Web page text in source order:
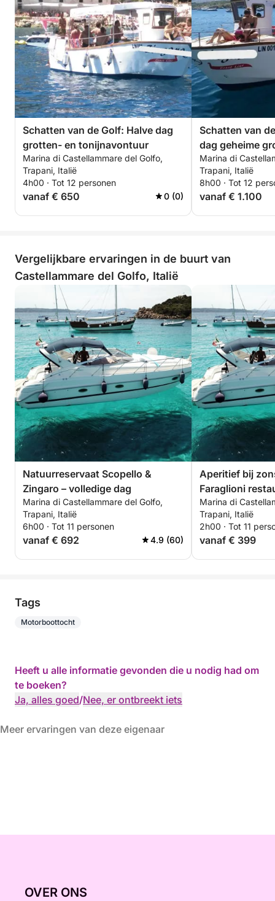
Siciliaanse noedels. Met een laatste stop voor een
laatste duik in het water voordat u terugkeert, wordt
deze dag een wervelwind van plezier, ontspanning
en feest: het vrijgezellenfeest waar u altijd al van
gedroomd heeft, ondergedompeld in de pracht van
de Middellandse Zee.
Schatten van de Golf: Halve dag
grotten- en tonijnavontuur
Marina di Castellammare del Golfo,
Trapani, Italië
4h00 · Tot 12 personen
vanaf € 650 0 (0)
Schatten van
dag geheime
tonijnvisserij
blauw
Marina di
Trapani, Italië
8h00 · Tot 12
vanaf € 1.100
Vergelijkbare ervaringen in de buurt van
Castellammare del Golfo, Italië
Natuurreservaat Scopello &
Zingaro – volledige dag
Marina di Castellammare del Golfo,
Trapani, Italië
6h00 · Tot 11 personen
vanaf € 692 4.9 (60)
Aperitief bij
Faraglioni
(max. 6
Marina di
Trapani, Italië
2h00 · Tot 11
vanaf € 399
Tags
Motorboottocht
Heeft u alle informatie gevonden die u nodig had om
te boeken?
Ja, alles goed/Nee, er ontbreekt iets
Meer ervaringen van deze eigenaar
OVER ONS